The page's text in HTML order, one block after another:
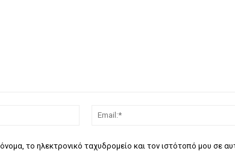
Όνομα:*
το ηλεκτρονικό ταχυδρομείο και τον ιστότοπό μου σε